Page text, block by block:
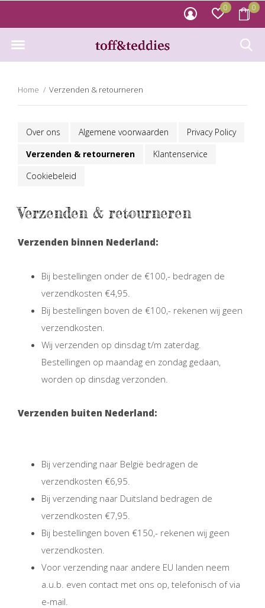
0 0
Home Verzenden & retourneren
Over ons Algemene voorwaarden
Privacy Policy
Verzenden & retourneren
Klantenservice
Cookiebeleid
Verzenden & retourneren
Verzenden binnen Nederland:
Bij bestellingen onder de €100,- bedragen de
verzendkosten €4,95.
Bij bestellingen boven de €100,- rekenen wij geen
verzendkosten.
Wij verzenden op dinsdag t/m zaterdag.
Bestellingen op maandag en zondag gedaan,
worden op dinsdag verzonden.
Verzenden buiten Nederland:
Bij verzending naar België bedragen de
verzendkosten €6,95.
Bij verzending naar Duitsland bedragen de
verzendkosten €7,95.
Bij bestellingen boven €150,- rekenen wij geen
verzendkosten.
Voor verzending naar andere EU landen neem
a.u.b. even contact met ons op, telefonisch of via
e-mail.